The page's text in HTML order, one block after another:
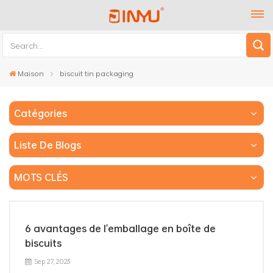
Maison biscuit tin packaging
Catégories
Liste De Blogs
MOTS CLÉS
6 avantages de l'emballage en boîte de
biscuits
Sep 27, 2023